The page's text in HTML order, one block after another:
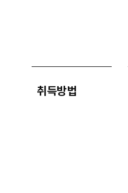
취득방법